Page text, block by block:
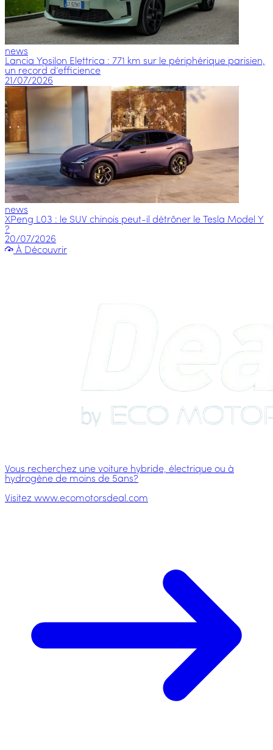
news
Lancia Ypsilon Elettrica : 771 km sur le périphérique parisien,
un record d’efficience
21/07/2026
news
XPeng L03 : le SUV chinois peut-il détrôner le Tesla Model Y
?
20/07/2026
À Découvrir
Vous recherchez une voiture hybride, électrique ou à
hydrogène de moins de 5ans?
Visitez www.ecomotorsdeal.com